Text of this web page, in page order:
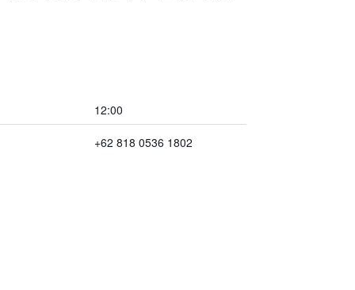
12:00
+62 818 0536 1802